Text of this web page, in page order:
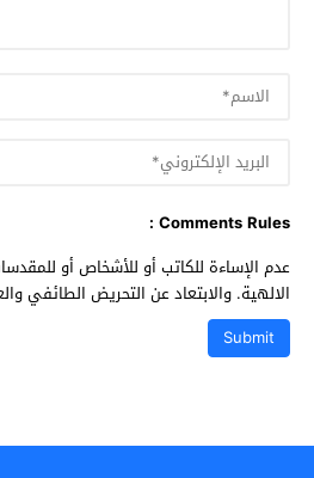
Comments Rules :
عدم الإساءة للكاتب أو للأشخاص أو
الالهية. والابتعاد عن التحريض الطائفي